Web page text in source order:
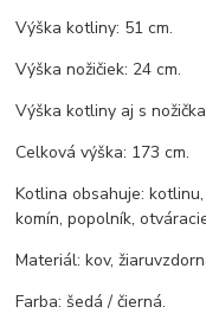
Výška kotliny: 51 cm.
Výška nožičiek: 24 cm.
Výška kotliny aj s
Celková výška: 173 cm.
Kotlina obsahuje:
komín, popolník,
Materiál: kov,
Farba: šedá / čierná.